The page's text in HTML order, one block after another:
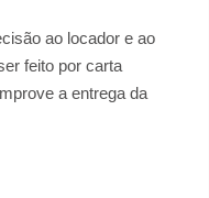
ao locador e ao
feito por carta
a entrega da